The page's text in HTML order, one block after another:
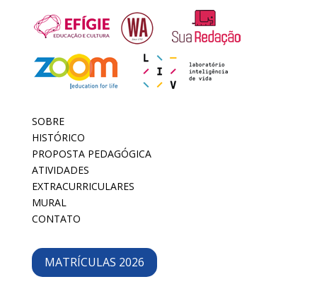
SOBRE
HISTÓRICO
PROPOSTA PEDAGÓGICA
ATIVIDADES
EXTRACURRICULARES
MURAL
CONTATO
MATRÍCULAS 2026